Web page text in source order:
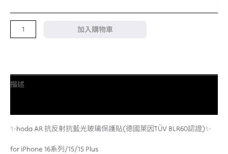
數
加入購物車
描述
✨hoda AR 抗反射抗藍光玻璃保護貼(德國萊因TÜV BLR60認證)✨
for iPhone 16系列/15/15 Plus